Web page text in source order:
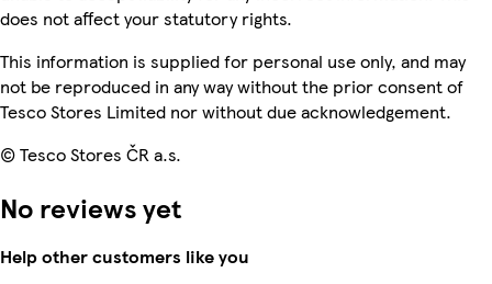
does not affect your statutory rights.
This information is supplied for personal use only, and may
not be reproduced in any way without the prior consent of
Tesco Stores Limited nor without due acknowledgement.
© Tesco Stores ČR a.s.
No reviews yet
Help other customers like you